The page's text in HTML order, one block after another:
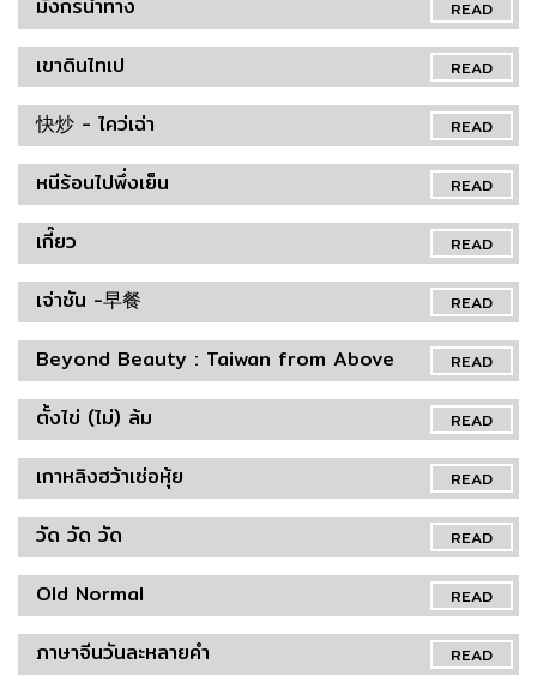
READ
มังกรนำทาง
READ
เขาดินไทเป
READ
快炒 - ไคว่เฉ่า
READ
หนีร้อนไปพึ่งเย็น
READ
เกี๊ยว
READ
เจ่าชัน -早餐
READ
Beyond Beauty : Taiwan from Above
READ
ตั้งไข่ (ไม่) ล้ม
READ
เกาหลิงฮว้าเซ่อหุ้ย
READ
วัด วัด วัด
READ
Old Normal
READ
ภาษาจีนวันละหลายคำ